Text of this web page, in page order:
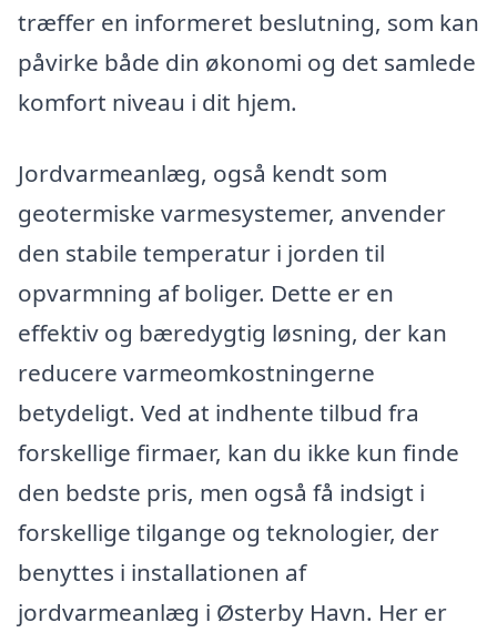
træffer en informeret beslutning, som kan
påvirke både din økonomi og det samlede
komfort niveau i dit hjem.
Jordvarmeanlæg, også kendt som
geotermiske varmesystemer, anvender
den stabile temperatur i jorden til
opvarmning af boliger. Dette er en
effektiv og bæredygtig løsning, der kan
reducere varmeomkostningerne
betydeligt. Ved at indhente tilbud fra
forskellige firmaer, kan du ikke kun finde
den bedste pris, men også få indsigt i
forskellige tilgange og teknologier, der
benyttes i installationen af
jordvarmeanlæg i Østerby Havn. Her er